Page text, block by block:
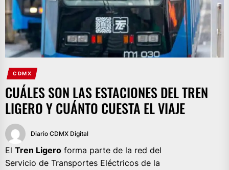
CDMX
CUÁLES SON LAS ESTACIONES DEL TREN
LIGERO Y CUÁNTO CUESTA EL VIAJE
Diario CDMX Digital
El Tren Ligero forma parte de la red del
Servicio de Transportes Eléctricos de la